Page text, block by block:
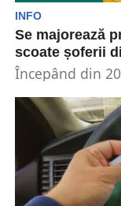
INFO
Se majorează
scoate șoferii
Începând din
polițele...